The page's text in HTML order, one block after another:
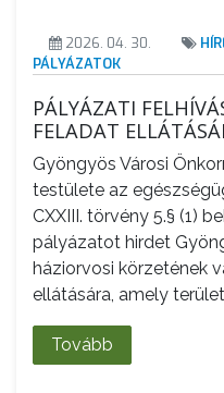
STRATÉGIÁK
ÉS
KONCEPCIÓK
2026. 04. 30.
PÁLYÁZATOK
PÁLYÁZATI
FELADAT
Gyöngyös Városi
testülete az
CXXIII. törvény 5.§ (1)
pályázatot hirdet
háziorvosi körzetének
ellátására, amely
Tovább